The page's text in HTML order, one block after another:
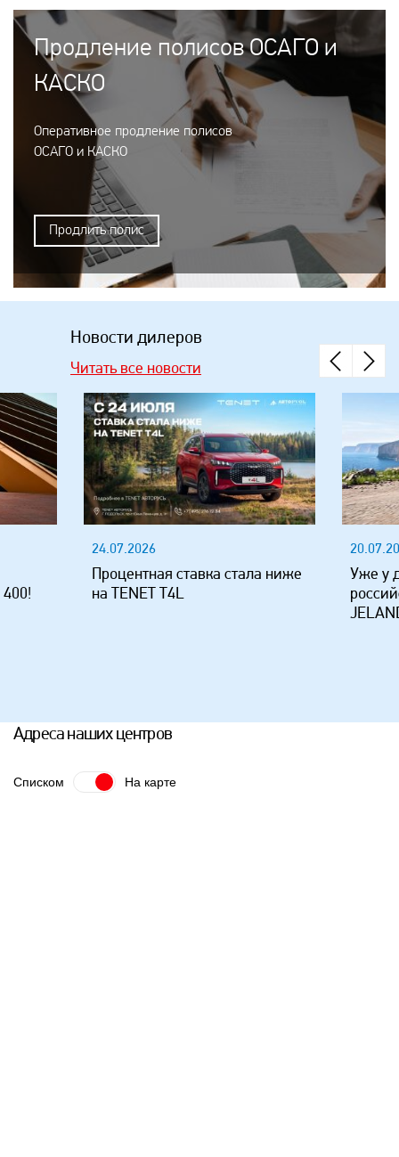
Продление полисов ОСАГО и
КАСКО
Оперативное продление полисов
ОСАГО и КАСКО
Продлить полис
Новости дилеров
Читать все новости
24.07.2026
Процентная ставка стала ниже
на TENET T4L
Уже у
Адреса наших центров
Списком На карте